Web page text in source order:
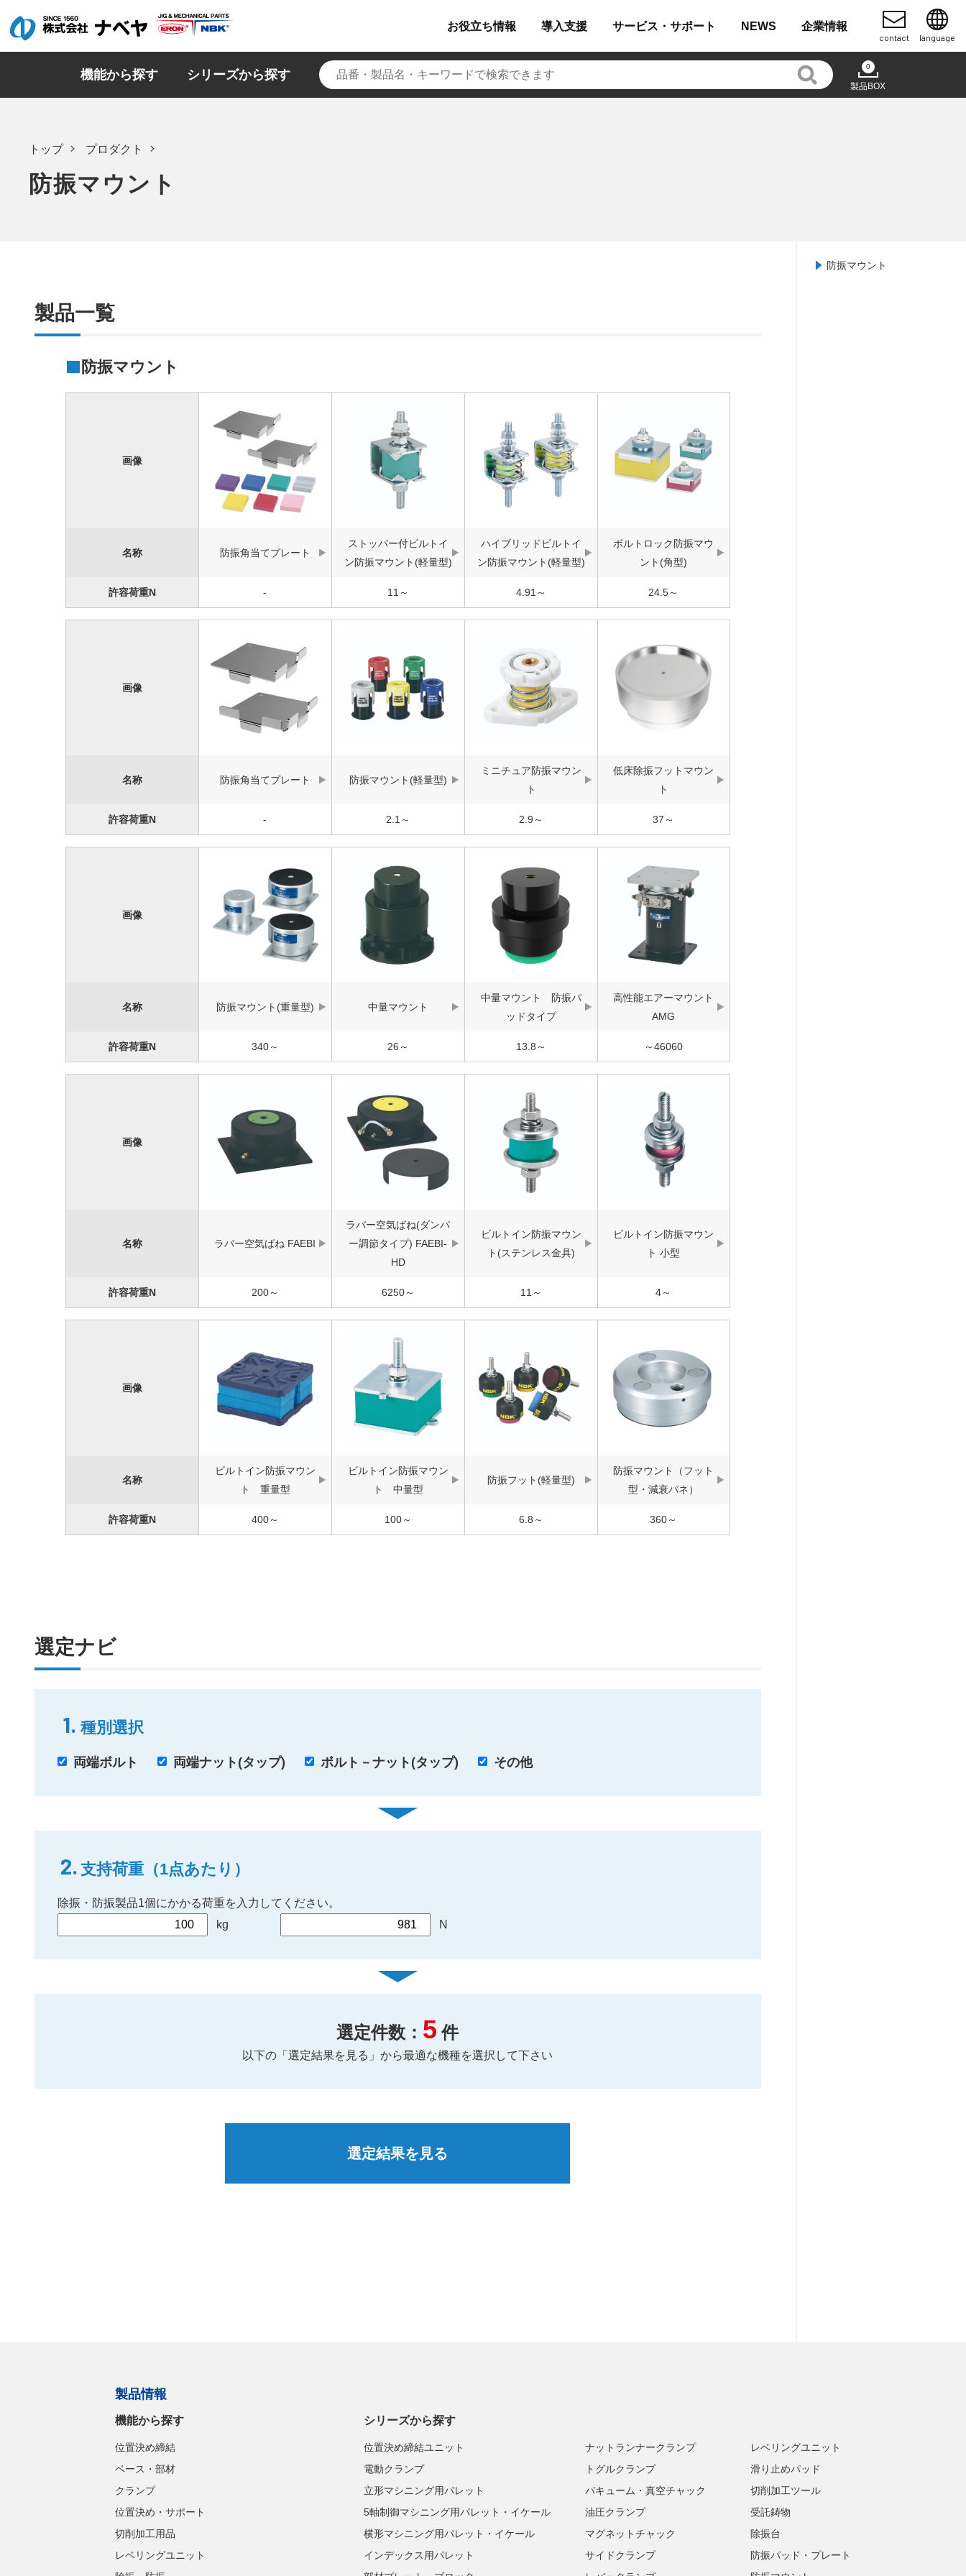
お役立ち情報 導入支援 サービス・ サポート NEWS 企業情報
contact language
機能から探す シリーズから探す
0
製品BOX
トップ プロダクト
防振マウント
防振マウント
製品一覧
防振マウント
画像
名称 防振角当てプレート
ストッパー付ビルトイ
ン防振マウント(軽量型)
ハイブリッドビルトイ
ン防振マウント(軽量型)
ボルトロック防振マウ
ント(角型)
許容荷重N - 11～ 4.91～ 24.5～
画像
名称 防振角当てプレート 防振マウント(軽量型)
ミニチュア防振マウン
ト
低床除振フットマウン
ト
許容荷重N - 2.1～ 2.9～ 37～
画像
名称 防振マウント(重量型) 中量マウント
中量マウント 防振パ
ッドタイプ
高性能エアーマウント
AMG
許容荷重N 340～ 26～ 13.8～ ～46060
画像
名称 ラバー空気ばね FAEBI
ラバー空気ばね(ダンパ
ー調節タイプ) FAEBI-
HD
ビルトイン防振マウン
ト(ステンレス金具)
ビルトイン防振マウン
ト 小型
許容荷重N 200～ 6250～ 11～ 4～
画像
名称
ビルトイン防振マウン
ト 重量型
ビルトイン防振マウン
ト 中量型
防振フット(軽量型)
防振マウント（フット
型・減衰バネ）
許容荷重N 400～ 100～ 6.8～ 360～
選定ナビ
1. 種別選択
両端ボルト 両端ナット(タップ) ボルト－ナット(タップ) その他
2. 支持荷重（1点あたり）
除振・防振製品1個にかかる荷重を入力してください。
kg
N
選定件数： 5 件
以下の「選定結果を見る」から最適な機種を選択して下さい
選定結果を見る
製品情報
機能から探す
位置決め締結
ベース・部材
クランプ
位置決め・サポート
切削加工用品
レベリングユニット
シリーズから探す
位置決め締結ユニット
電動クランプ
立形マシニング用パレット
5軸制御マシニング用パレット・イケール
横形マシニング用パレット・イケール
インデックス用パレット
ナットランナークランプ
トグルクランプ
バキューム・真空チャック
油圧クランプ
マグネットチャック
サイドクランプ
レベリングユニット
滑り止めパッド
切削加工ツール
受託鋳物
除振台
防振パッド・プレート